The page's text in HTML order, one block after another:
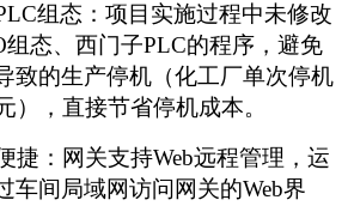
组态：项目实施过程中未修改
组态、西门子PLC的程序，避免
致的生产停机（化工厂单次停机
），直接节省停机成本。
捷：网关支持Web远程管理，运
车间局域网访问网关的Web界